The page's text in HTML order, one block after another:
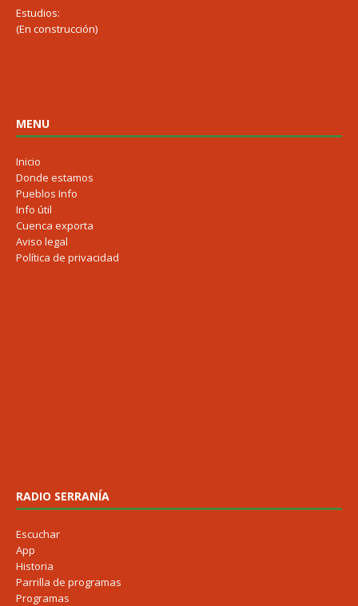
Estudios:
(En construcción)
MENU
Inicio
Donde estamos
Pueblos Info
Info útil
Cuenca exporta
Aviso legal
Política de privacidad
RADIO SERRANÍA
Escuchar
App
Historia
Parrilla de programas
Programas